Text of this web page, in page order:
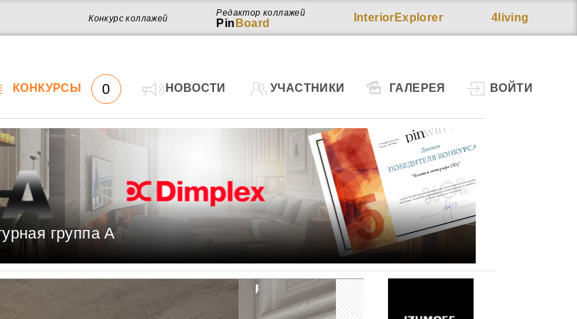
4living
InteriorExplorer
Редактор коллажей
Pin Board
Конкурс коллажей
КОНКУРСЫ 0 НОВОСТИ УЧАСТНИКИ ГАЛЕРЕЯ ВОЙТИ
группа A